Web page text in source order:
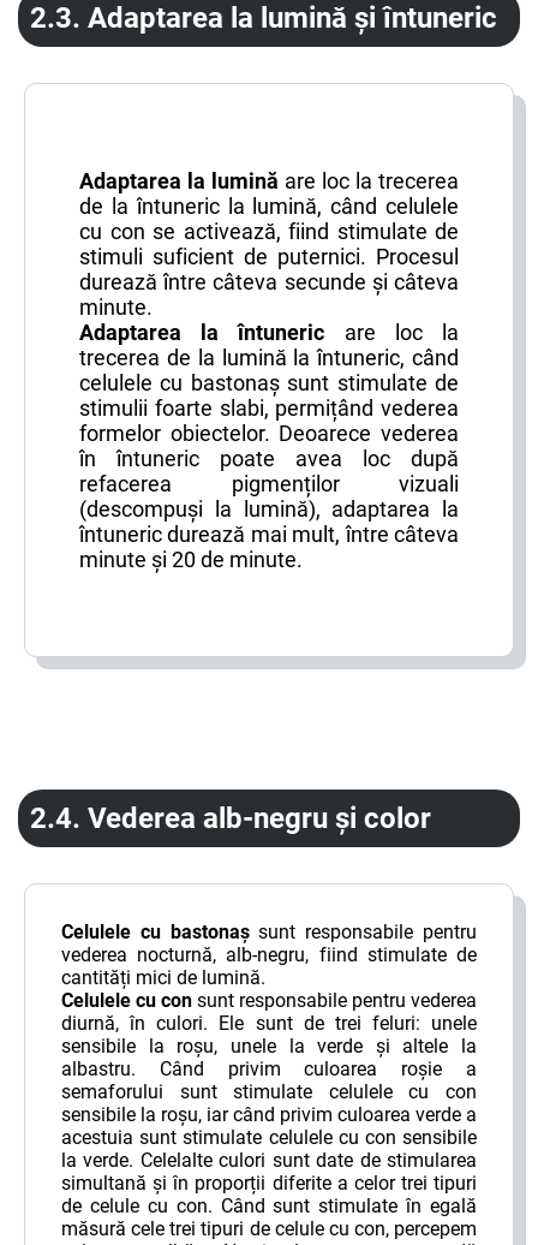
2.3. Adaptarea la lumină și întuneric
Adaptarea la lumină are loc la trecerea
de la întuneric la lumină, când celulele
cu con se activează, fiind stimulate de
stimuli suficient de puternici. Procesul
durează între câteva secunde și câteva
minute.
Adaptarea la întuneric are loc la
trecerea de la lumină la întuneric, când
celulele cu bastonaș sunt stimulate de
stimulii foarte slabi, permițând vederea
formelor obiectelor. Deoarece vederea
în întuneric poate avea loc după
refacerea pigmenților vizuali
(descompuși la lumină), adaptarea la
întuneric durează mai mult, între câteva
minute și 20 de minute.
2.4. Vederea alb-negru și color
Celulele cu bastonașsunt responsabile pentru
vederea nocturnă, alb-­negru, fiind stimulate de
cantități mici de lumină.
Celulele cu con sunt responsabile pentru vederea
diurnă, în culori. Ele sunt de trei feluri: unele
sensibile la roșu, unele la verde și altele la
albastru. Când privim culoarea roșie a
semaforului sunt stimulate celulele cu con
sensibile la roșu, iar când privim culoarea verde a
acestuia sunt stimulate celulele cu con sensibile
la verde. Celelalte culori sunt date de stimularea
simultană și în proporții diferite a celor trei tipuri
de celule cu con. Când sunt stimulate în egală
măsură cele trei tipuri de celule cu con, percepem